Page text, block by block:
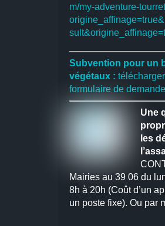
m/my-adventure-
Subvention pour un
végétaux :
formulaire de demande
Une
les
Mairies au 39 06 du
8h à 20h (Coût d’un
un poste fixe). Ou par